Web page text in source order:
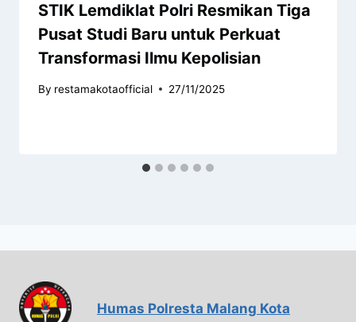
STIK Lemdiklat Polri Resmikan Tiga
Pusat Studi Baru untuk Perkuat
Transformasi Ilmu Kepolisian
By restamakotaofficial 27/11/2025
Humas Polresta Malang Kota